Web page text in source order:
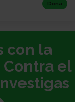
Dona
con la
Contra el